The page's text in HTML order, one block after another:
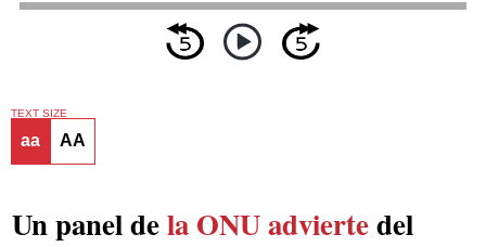
TEXT SIZE
aa AA
Un panel dela ONU adviertedel